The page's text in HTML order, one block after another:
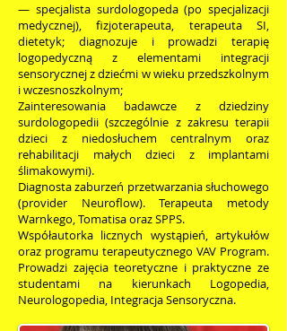
— specjalista surdologopeda (po specjalizacji
medycznej), fizjoterapeuta, terapeuta SI,
dietetyk; diagnozuje i prowadzi terapię
logopedyczną z elementami integracji
sensorycznej z dziećmi w wieku przedszkolnym
i wczesnoszkolnym;
Zainteresowania badawcze z dziedziny
surdologopedii (szczególnie z zakresu terapii
dzieci z niedosłuchem centralnym oraz
rehabilitacji małych dzieci z implantami
ślimakowymi).
Diagnosta zaburzeń przetwarzania słuchowego
(provider Neuroflow). Terapeuta metody
Warnkego, Tomatisa oraz SPPS.
Współautorka licznych wystąpień, artykułów
oraz programu terapeutycznego VAV Program.
Prowadzi zajęcia teoretyczne i praktyczne ze
studentami na kierunkach Logopedia,
Neurologopedia, Integracja Sensoryczna.